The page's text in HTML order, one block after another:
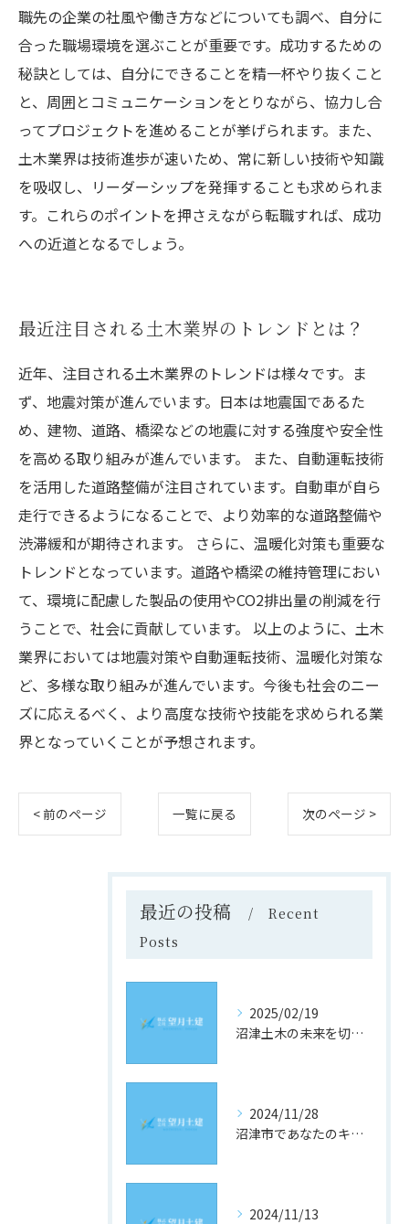
職先の企業の社風や働き方などについても調べ、自分に
合った職場環境を選ぶことが重要です。成功するための
秘訣としては、自分にできることを精一杯やり抜くこと
と、周囲とコミュニケーションをとりながら、協力し合
ってプロジェクトを進めることが挙げられます。また、
土木業界は技術進歩が速いため、常に新しい技術や知識
を吸収し、リーダーシップを発揮することも求められま
す。これらのポイントを押さえながら転職すれば、成功
への近道となるでしょう。
最近注目される土木業界のトレンドとは？
近年、注目される土木業界のトレンドは様々です。ま
ず、地震対策が進んでいます。日本は地震国であるた
め、建物、道路、橋梁などの地震に対する強度や安全性
を高める取り組みが進んでいます。 また、自動運転技術
を活用した道路整備が注目されています。自動車が自ら
走行できるようになることで、より効率的な道路整備や
渋滞緩和が期待されます。 さらに、温暖化対策も重要な
トレンドとなっています。道路や橋梁の維持管理におい
て、環境に配慮した製品の使用やCO2排出量の削減を行
うことで、社会に貢献しています。 以上のように、土木
業界においては地震対策や自動運転技術、温暖化対策な
ど、多様な取り組みが進んでいます。今後も社会のニー
ズに応えるべく、より高度な技術や技能を求められる業
界となっていくことが予想されます。
< 前のページ 一覧に戻る 次のページ >
最近の投稿
Recent
Posts
2025/02/19
沼津土木の未来を切り開く！静岡県沼津市での求人情報と採用のヒント
2024/11/28
沼津市であなたのキャリアを築く！土木業界の最新求人情報をチェック
2024/11/13